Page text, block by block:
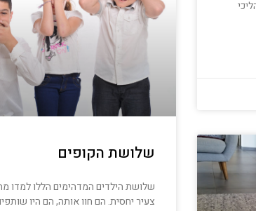
שלושת הקופים
שלושת הילדים המדהימים הללו למדו
צעיר יחסית. הם חוו אותה, הם היו